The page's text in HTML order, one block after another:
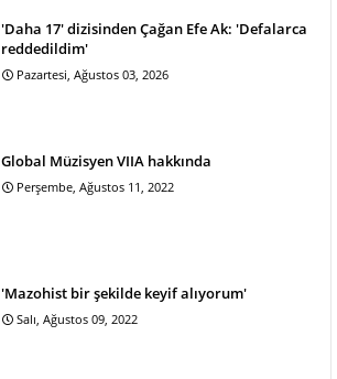
'Daha 17' dizisinden Çağan Efe Ak: 'Defalarca
reddedildim'
Pazartesi, Ağustos 03, 2026
Global Müzisyen VIIA hakkında
Perşembe, Ağustos 11, 2022
'Mazohist bir şekilde keyif alıyorum'
Salı, Ağustos 09, 2022